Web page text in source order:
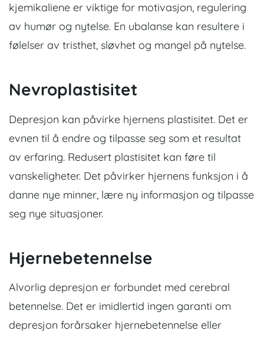
kjemikaliene er viktige for motivasjon, regulering
av humør og nytelse. En ubalanse kan resultere i
følelser av tristhet, sløvhet og mangel på nytelse.
Nevroplastisitet
Depresjon kan påvirke hjernens plastisitet. Det er
evnen til å endre og tilpasse seg som et resultat
av erfaring. Redusert plastisitet kan føre til
vanskeligheter. Det påvirker hjernens funksjon i å
danne nye minner, lære ny informasjon og tilpasse
seg nye situasjoner.
Hjernebetennelse
Alvorlig depresjon er forbundet med cerebral
betennelse. Det er imidlertid ingen garanti om
depresjon forårsaker hjernebetennelse eller